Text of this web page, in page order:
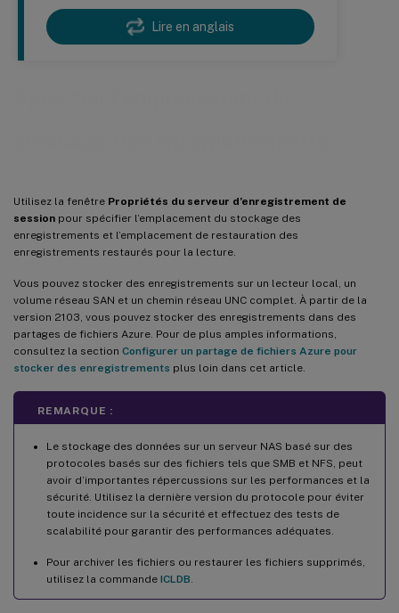
Lire en anglais
Utilisez la fenêtre Propriétés du serveur d’enregistrement de
session pour spécifier l’emplacement du stockage des
enregistrements et l’emplacement de restauration des
enregistrements restaurés pour la lecture.
Vous pouvez stocker des enregistrements sur un lecteur local, un
volume réseau SAN et un chemin réseau UNC complet. À partir de la
version 2103, vous pouvez stocker des enregistrements dans des
partages de fichiers Azure. Pour de plus amples informations,
consultez la section Configurer un partage de fichiers Azure pour
stocker des enregistrements plus loin dans cet article.
REMARQUE :
Le stockage des données sur un serveur NAS basé sur des
protocoles basés sur des fichiers tels que SMB et NFS, peut
avoir d’importantes répercussions sur les performances et la
sécurité. Utilisez la dernière version du protocole pour éviter
toute incidence sur la sécurité et effectuez des tests de
scalabilité pour garantir des performances adéquates.
Pour archiver les fichiers ou restaurer les fichiers supprimés,
utilisez la commande ICLDB